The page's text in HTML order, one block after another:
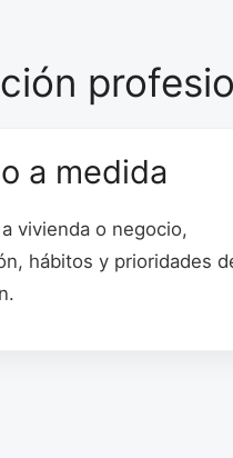
a medida
vivienda o negocio,
hábitos y prioridades